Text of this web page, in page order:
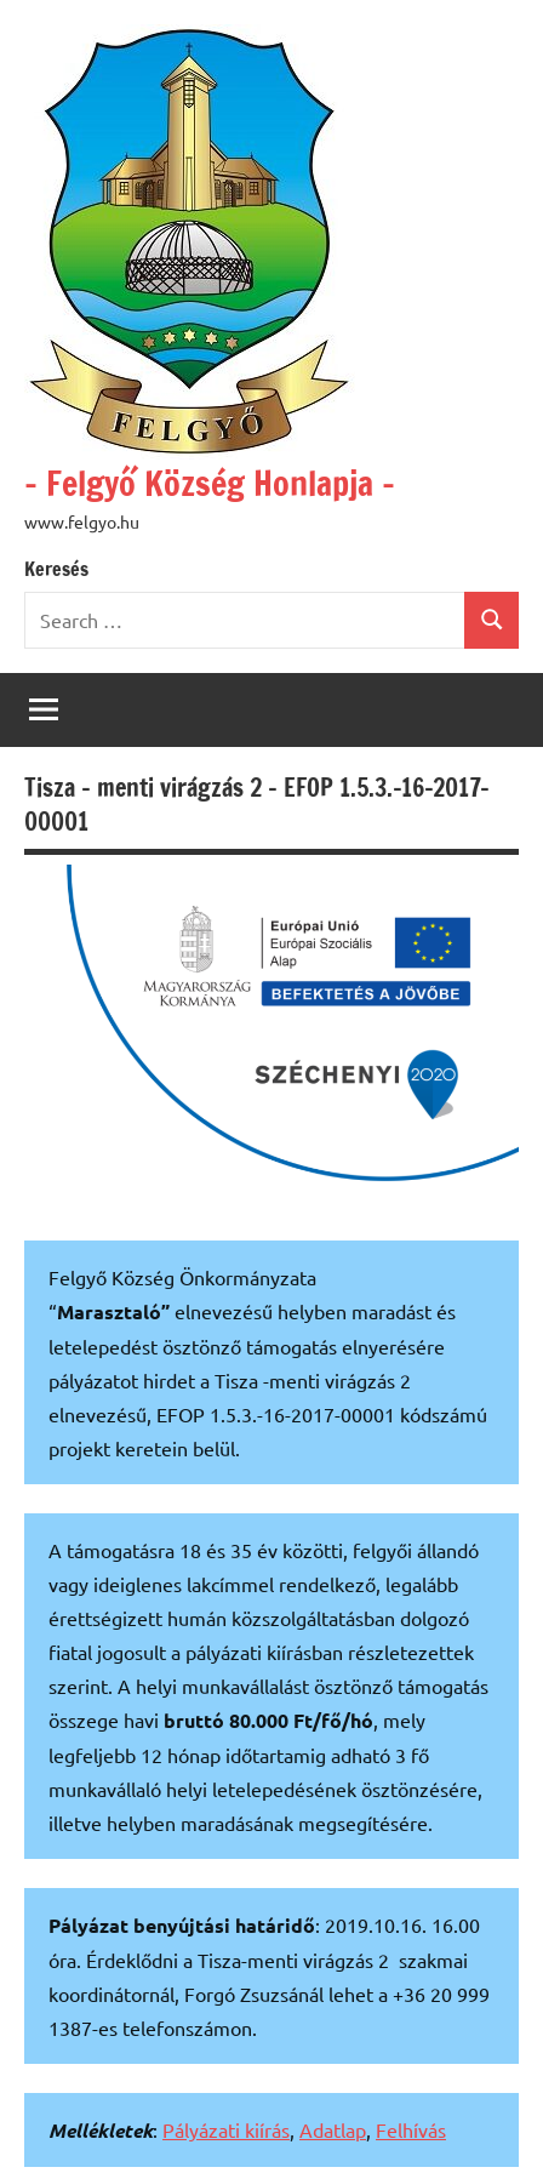
– Felgyő Község Honlapja –
www.felgyo.hu
Keresés
for:
Search
Tisza – menti virágzás 2 – EFOP 1.5.3.-16-2017-
00001
Felgyő Község Önkormányzata
“Marasztaló” elnevezésű helyben maradást és
letelepedést ösztönző támogatás elnyerésére
pályázatot hirdet a Tisza -menti virágzás 2
elnevezésű, EFOP 1.5.3.-16-2017-00001 kódszámú
projekt keretein belül.
A támogatásra 18 és 35 év közötti, felgyői állandó
vagy ideiglenes lakcímmel rendelkező, legalább
érettségizett humán közszolgáltatásban dolgozó
fiatal jogosult a pályázati kiírásban részletezettek
szerint. A helyi munkavállalást ösztönző támogatás
összege havi bruttó 80.000 Ft/fő/hó , mely
legfeljebb 12 hónap időtartamig adható 3 fő
munkavállaló helyi letelepedésének ösztönzésére,
illetve helyben maradásának megsegítésére.
Pályázat benyújtási határidő: 2019.10.16. 16.00
óra. Érdeklődni a Tisza-menti virágzás 2 szakmai
koordinátornál, Forgó Zsuzsánál lehet a +36 20 999
1387-es telefonszámon.
Mellékletek: Pályázati kiírás Adatlap Felhívás